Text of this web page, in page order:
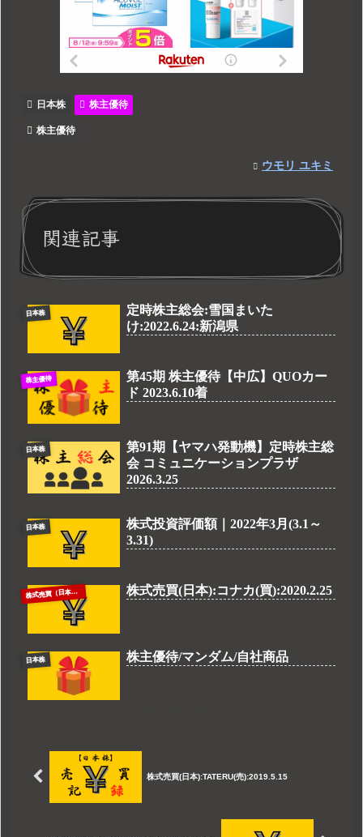
日本株 株主優待
株主優待
ウモリ ユキミ
関連記事
日本株
定時株主総会:雪国まいた
け:2022.6.24:新潟県
株主優待
第45期 株主優待【中広】QUOカー
ド 2023.6.10着
日本株
第91期【ヤマハ発動機】定時株主総
会 コミュニケーションプラザ
2026.3.25
日本株
株式投資評価額｜2022年3月(3.1～
3.31)
株
式売買（日本株） 株式売買(日本):コナカ(買):2020.2.25
日本株 株主優待/マンダム/自社商品
株式売買(日本):TATERU(売):2019.5.15